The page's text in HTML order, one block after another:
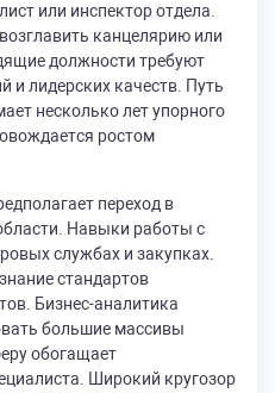
или инспектор отдела.
канцелярию или
должности требуют
и лидерских качеств. Путь
несколько лет упорного
ростом
переход в
Навыки работы с
службах и закупках.
стандартов
Бизнес-аналитика
большие массивы
обогащает
Широкий кругозор